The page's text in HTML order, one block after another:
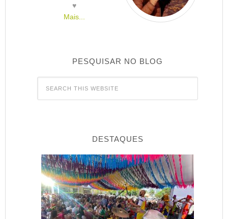
♥
Mais...
PESQUISAR NO BLOG
DESTAQUES